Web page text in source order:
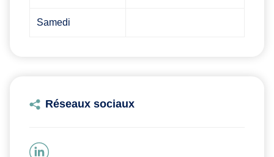
Samedi
Réseaux sociaux